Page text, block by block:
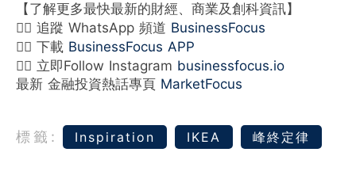
【了解更多最快最新的財經、商業及創科資訊】
👉🏻 追蹤 WhatsApp 頻道 BusinessFocus
👉🏻 下載 BusinessFocus APP
👉🏻 立即Follow Instagram businessfocus.io
最新 金融投資熱話專頁 MarketFocus
標籤: Inspiration IKEA 峰終定律